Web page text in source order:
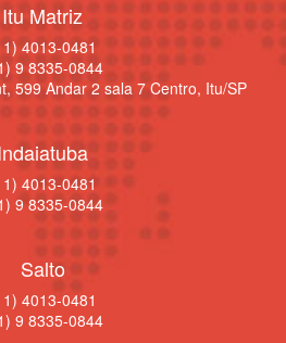
Itu Matriz
4013-0481
9 8335-0844
599 Andar 2 sala 7 Centro, Itu/SP
4013-0481
9 8335-0844
Salto
4013-0481
9 8335-0844